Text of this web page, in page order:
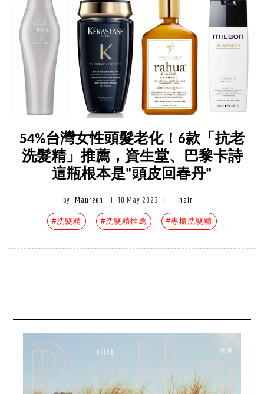
54%台灣女性頭髮老化！6款「抗老
洗髮精」推薦，資生堂、巴黎卡詩
這瓶根本是"頭皮回春丹"
by Maureen 10 May 2023 hair
#洗髮精 #洗髮精推薦 #專櫃洗髮精